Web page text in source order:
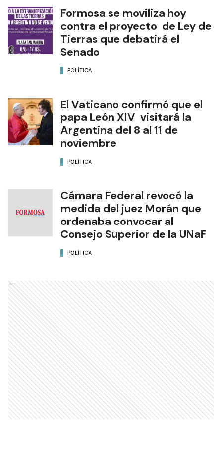
Formosa se moviliza hoy
contra el proyecto de Ley de
Tierras que debatirá el
Senado
POLÍTICA
El Vaticano confirmó que el
papa León XIV visitará la
Argentina del 8 al 11 de
noviembre
POLÍTICA
Cámara Federal revocó la
medida del juez Morán que
ordenaba convocar al
Consejo Superior de la UNaF
POLÍTICA
Ads